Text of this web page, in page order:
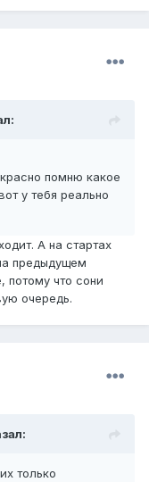
помню какое
у тебя реально
А на стартах
предыдущем
потому что сони
очередь.
только